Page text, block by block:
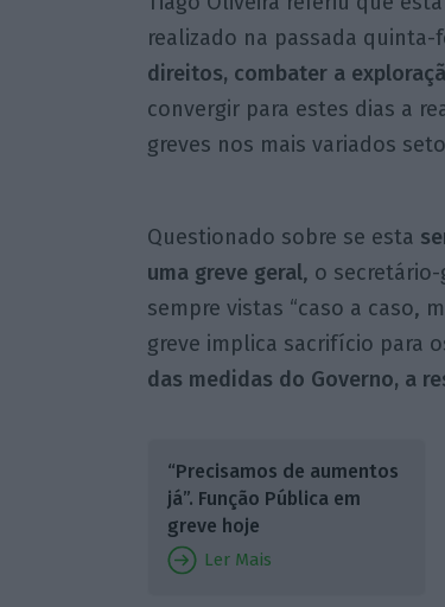
realizado na passada quinta-
direitos, combater a
convergir para estes dias a
greves nos mais variados
Questionado sobre se esta
uma greve geral, o secretário-
sempre vistas “caso a caso,
greve implica sacrifício para
das medidas do Governo, a
“Precisamos de aumentos
já”. Função Pública em
greve hoje
Ler Mais